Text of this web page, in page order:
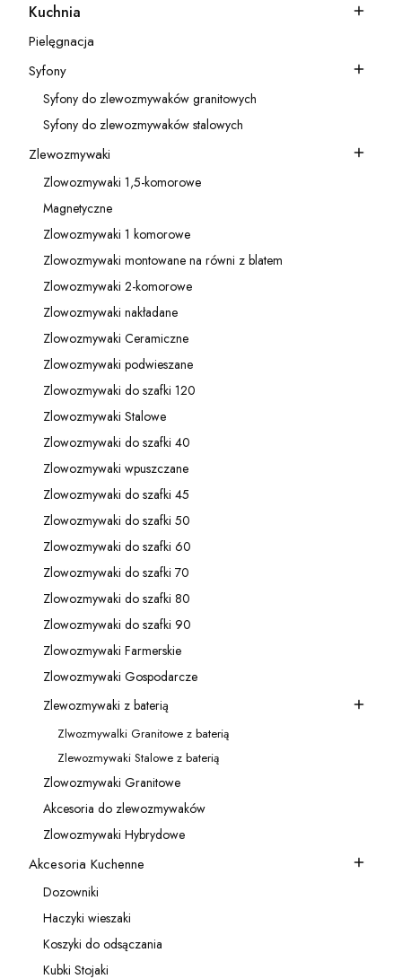
Kategoria - Kuchnia
Kuchnia
Kategoria - Pielęgnacja
Pielęgnacja
Kategoria - Syfony
Syfony
Kategoria - Syfony do zlewozmywaków granitowych
Syfony do zlewozmywaków granitowych
Kategoria - Syfony do zlewozmywaków stalowych
Syfony do zlewozmywaków stalowych
Kategoria - Zlewozmywaki
Zlewozmywaki
Kategoria - Zlowozmywaki 1,5-komorowe
Zlowozmywaki 1,5-komorowe
Kategoria - Magnetyczne
Magnetyczne
Kategoria - Zlowozmywaki 1 komorowe
Zlowozmywaki 1 komorowe
Kategoria - Zlowozmywaki montowane na równi z blatem
Zlowozmywaki montowane na równi z blatem
Kategoria - Zlowozmywaki 2-komorowe
Zlowozmywaki 2-komorowe
Kategoria - Zlowozmywaki nakładane
Zlowozmywaki nakładane
Kategoria - Zlowozmywaki Ceramiczne
Zlowozmywaki Ceramiczne
Kategoria - Zlowozmywaki podwieszane
Zlowozmywaki podwieszane
Kategoria - Zlowozmywaki do szafki 120
Zlowozmywaki do szafki 120
Kategoria - Zlowozmywaki Stalowe
Zlowozmywaki Stalowe
Kategoria - Zlowozmywaki do szafki 40
Zlowozmywaki do szafki 40
Kategoria - Zlowozmywaki wpuszczane
Zlowozmywaki wpuszczane
Kategoria - Zlowozmywaki do szafki 45
Zlowozmywaki do szafki 45
Kategoria - Zlowozmywaki do szafki 50
Zlowozmywaki do szafki 50
Kategoria - Zlowozmywaki do szafki 60
Zlowozmywaki do szafki 60
Kategoria - Zlowozmywaki do szafki 70
Zlowozmywaki do szafki 70
Kategoria - Zlowozmywaki do szafki 80
Zlowozmywaki do szafki 80
Kategoria - Zlowozmywaki do szafki 90
Zlowozmywaki do szafki 90
Kategoria - Zlowozmywaki Farmerskie
Zlowozmywaki Farmerskie
Kategoria - Zlowozmywaki Gospodarcze
Zlowozmywaki Gospodarcze
Kategoria - Zlewozmywaki z baterią
Zlewozmywaki z baterią
Kategoria - Zlwozmywalki Granitowe z baterią
Zlwozmywalki Granitowe z baterią
Kategoria - Zlewozmywaki Stalowe z baterią
Zlewozmywaki Stalowe z baterią
Kategoria - Zlowozmywaki Granitowe
Zlowozmywaki Granitowe
Kategoria - Akcesoria do zlewozmywaków
Akcesoria do zlewozmywaków
Kategoria - Zlowozmywaki Hybrydowe
Zlowozmywaki Hybrydowe
Kategoria - Akcesoria Kuchenne
Akcesoria Kuchenne
Kategoria - Dozowniki
Dozowniki
Kategoria - Haczyki wieszaki
Haczyki wieszaki
Kategoria - Koszyki do odsączania
Koszyki do odsączania
Kubki Stojaki